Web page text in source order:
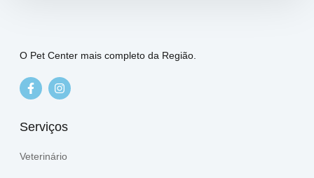
O Pet Center mais completo da Região.
Serviços
Veterinário